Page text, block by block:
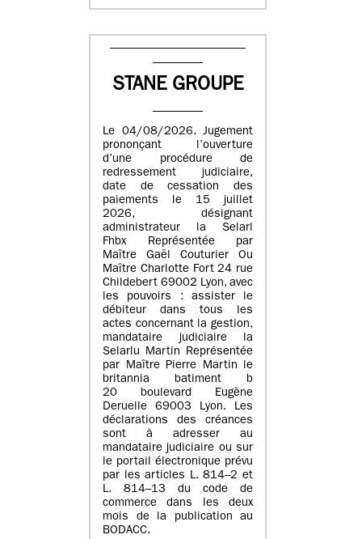
STANE GROUPE
Le 04/08/2026. Jugement
prononçant l’ouverture
d’une procédure de
redressement judiciaire,
date de cessation des
paiements le 15 juillet
2026, désignant
administrateur la Selarl
Fhbx Représentée par
Maître Gaël Couturier Ou
Maître Charlotte Fort 24 rue
Childebert 69002 Lyon, avec
les pouvoirs : assister le
débiteur dans tous les
actes concernant la gestion,
mandataire judiciaire la
Selarlu Martin Représentée
par Maître Pierre Martin le
britannia batiment b
20 boulevard Eugène
Deruelle 69003 Lyon. Les
déclarations des créances
sont à adresser au
mandataire judiciaire ou sur
le portail électronique prévu
par les articles L. 814–2 et
L. 814–13 du code de
commerce dans les deux
mois de la publication au
BODACC.